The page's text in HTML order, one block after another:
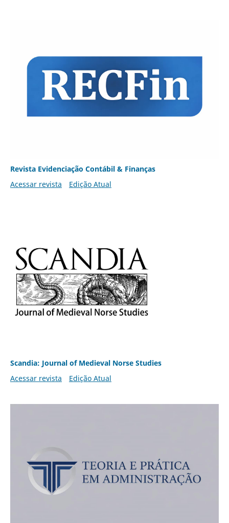
Revista Evidenciação Contábil & Finanças
Acessar revista
Edição Atual
Scandia: Journal of Medieval Norse Studies
Acessar revista
Edição Atual